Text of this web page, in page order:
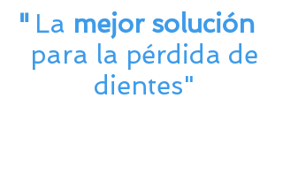
La mejor solución
para la pérdida de
dientes"
"